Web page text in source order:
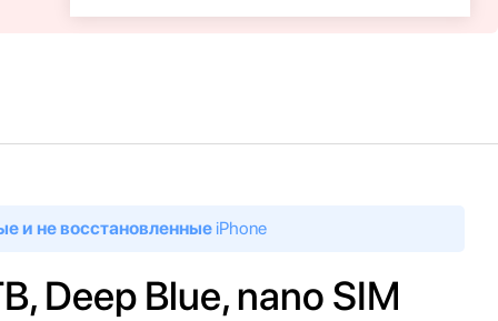
и не восстановленныеiPhone
Deep Blue, nano SIM